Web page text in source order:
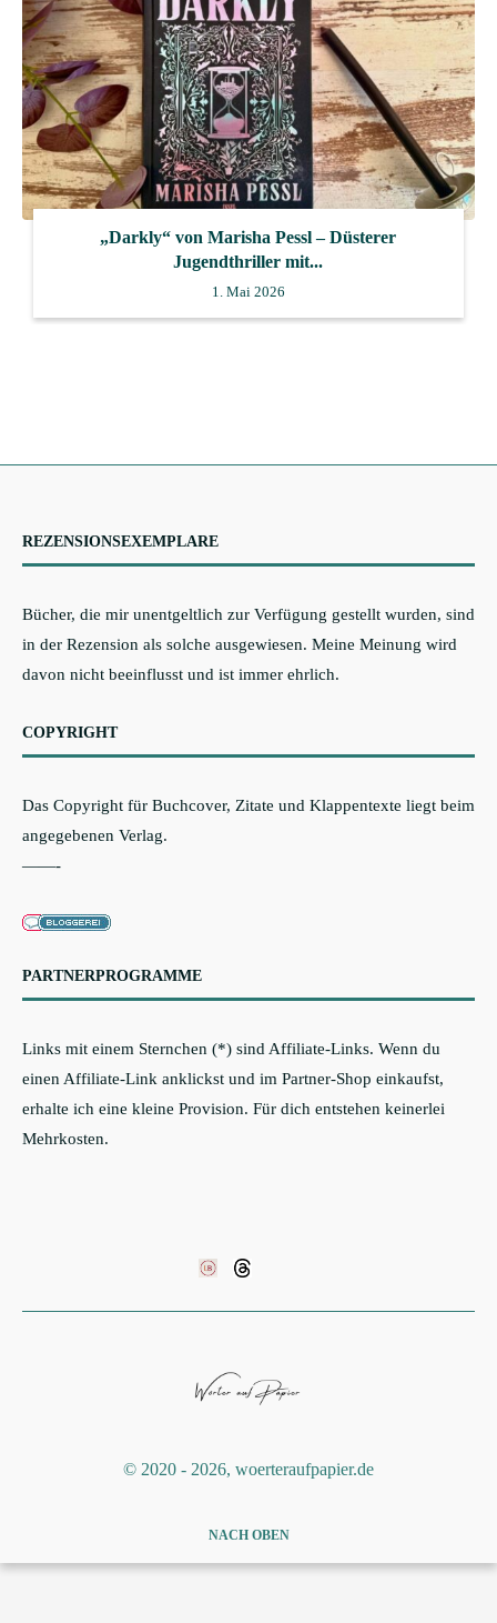
„Darkly“ von Marisha Pessl – Düsterer
Jugendthriller mit...
1. Mai 2026
REZENSIONSEXEMPLARE
Bücher, die mir unentgeltlich zur Verfügung gestellt wurden, sind
in der Rezension als solche ausgewiesen. Meine Meinung wird
davon nicht beeinflusst und ist immer ehrlich.
COPYRIGHT
Das Copyright für Buchcover, Zitate und Klappentexte liegt beim
angegebenen Verlag.
——-
PARTNERPROGRAMME
Links mit einem Sternchen (*) sind Affiliate-Links. Wenn du
einen Affiliate-Link anklickst und im Partner-Shop einkaufst,
erhalte ich eine kleine Provision. Für dich entstehen keinerlei
Mehrkosten.
©️ 2020 - 2026, woerteraufpapier.de
NACH OBEN